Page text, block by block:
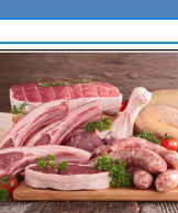
ou froid)